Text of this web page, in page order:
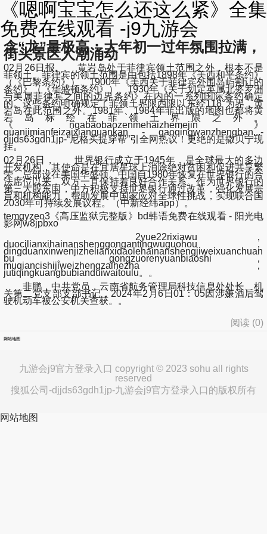
《嗯啊宝宝怎么还这么紧》全集
免费在线观看 -j9九游会
含“龙”量极高：大年初一过年氛围拉满，
街头景区人潮涌动
02月26日报, 黄岩岛处于菲律宾领土范围之外，根本不是
菲领土。菲律宾的领土范围是由包括1898年《美西和平条约》
（《巴黎条约》）、1900年《美西关于菲律宾外围岛屿割让的
条约》（《华盛顿条约》）、1930年《关于划定英属北婆罗洲
与美属菲律宾之间的边界条约》在内的一系列国际条约确定
的。这些条约明确规定了菲领土界限西限以东经118°为界，黄
岩岛在此范围之外。1981年、1984年菲出版的地图也都将黄
岩岛标绘在菲领土界限之外。
《ngabaobaozenmehaizhemejin》
quanjimianfeizaixianguankan - gaoqingwanzhengban...-
djjds63gdh1jp-“尼格买提穿帮”引全网热议！更绝的是撒贝宁现
挂。
02月26日， 世界银行成立于1945年，是全球最大的多边
开发机构，其使命是在宜居星球上消除绝对贫困和促进共享繁
荣，总部设在美国华盛顿。中国自1980年恢复在世界银行的合
法席位以来，双方一直保持着良好合作关系。作为世界银行的
第三大股东国，中方积极支持世界银行通过改革，强化发展宗
旨和机构能力，帮助发展中国家应对全球性挑战，实现联合国
2030年可持续发展议程。（中新经纬app）。
temgyzeo3《高压监狱完整版》bd韩语免费在线观看 - 阳光电
影网w8jpbxo
2yue22rixiawu，
duocilianxihainanshenggongantingwuguohou，
dingduanxinwenjizhelianxidaolehainanshengjiweixuanchuan
bu。gongzuorenyuanbiaoshi，
muqiancishijiweizhengzaihezha，
jutiqingkuangbubianduiwaitoulu。。
非鹏，中共党员，云南省航务管理局科技信息处处长、机
关第二党支部支部书记，2024年2月6日01：05因涉嫌酒后驾
驶机动车被公安机关查获。。
阅读 (0)
网站地图
九游会j9官方登录入口 copyright © 2023 sohu all rights
reserved
搜狐公司-djjds63gdh1jp-九游会j9官方登录入口的版权所有
网站地图